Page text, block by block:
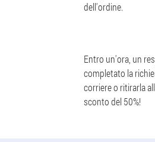
dell'ordine.
Entro un'ora, un
completato la
corriere o ritirarla
sconto del 50%!